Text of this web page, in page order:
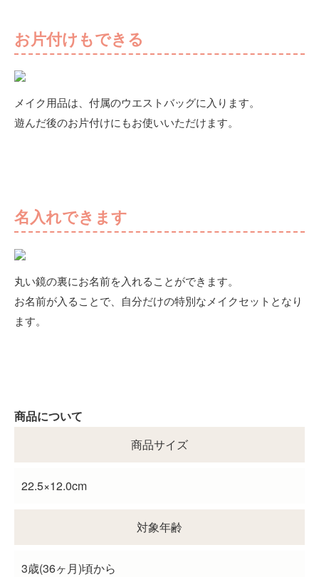
お片付けもできる
メイク用品は、付属のウエストバッグに入ります。
遊んだ後のお片付けにもお使いいただけます。
名入れできます
丸い鏡の裏にお名前を入れることができます。
お名前が入ることで、自分だけの特別なメイクセットとなり
ます。
商品について
商品サイズ
22.5×12.0cm
対象年齢
3歳(36ヶ月)頃から